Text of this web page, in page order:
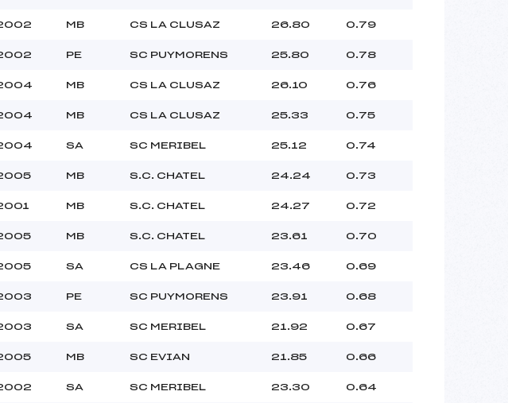
MB CS LA CLUSAZ 26.80 0.79
PE SC PUYMORENS 25.80 0.78
MB CS LA CLUSAZ 26.10 0.76
MB CS LA CLUSAZ 25.33 0.75
SA SC MERIBEL 25.12 0.74
MB S.C. CHATEL 24.24 0.73
MB S.C. CHATEL 24.27 0.72
MB S.C. CHATEL 23.61 0.70
SA CS LA PLAGNE 23.46 0.69
PE SC PUYMORENS 23.91 0.68
SA SC MERIBEL 21.92 0.67
MB SC EVIAN 21.85 0.66
SA SC MERIBEL 23.30 0.64